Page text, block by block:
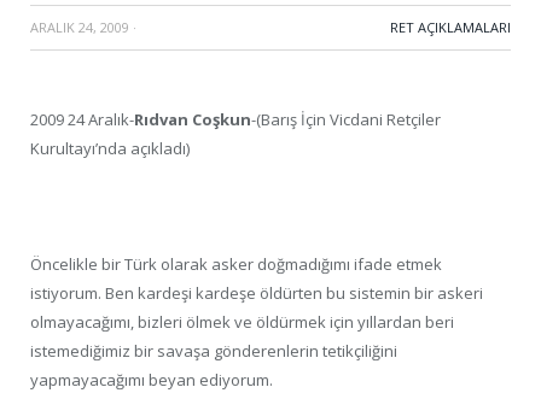
ARALIK 24, 2009 · RET AÇIKLAMALARI
2009 24 Aralık-Rıdvan Coşkun-(Barış İçin Vicdani Retçiler
Kurultayı’nda açıkladı)
Öncelikle bir Türk olarak asker doğmadığımı ifade etmek
istiyorum. Ben kardeşi kardeşe öldürten bu sistemin bir askeri
olmayacağımı, bizleri ölmek ve öldürmek için yıllardan beri
istemediğimiz bir savaşa gönderenlerin tetikçiliğini
yapmayacağımı beyan ediyorum.